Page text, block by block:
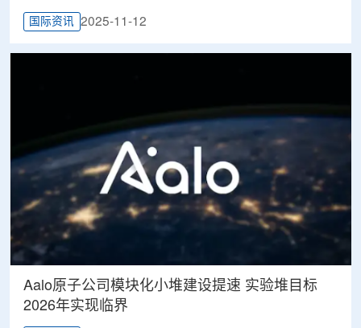
国际资讯 2025-11-12
Aalo原子公司模块化小堆建设提速 实验堆目标
2026年实现临界